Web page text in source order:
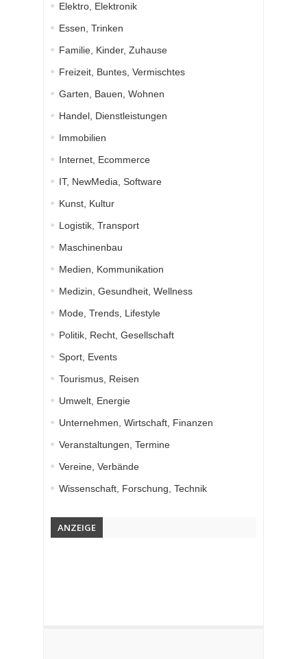
Elektro, Elektronik
Essen, Trinken
Familie, Kinder, Zuhause
Freizeit, Buntes, Vermischtes
Garten, Bauen, Wohnen
Handel, Dienstleistungen
Immobilien
Internet, Ecommerce
IT, NewMedia, Software
Kunst, Kultur
Logistik, Transport
Maschinenbau
Medien, Kommunikation
Medizin, Gesundheit, Wellness
Mode, Trends, Lifestyle
Politik, Recht, Gesellschaft
Sport, Events
Tourismus, Reisen
Umwelt, Energie
Unternehmen, Wirtschaft, Finanzen
Veranstaltungen, Termine
Vereine, Verbände
Wissenschaft, Forschung, Technik
ANZEIGE